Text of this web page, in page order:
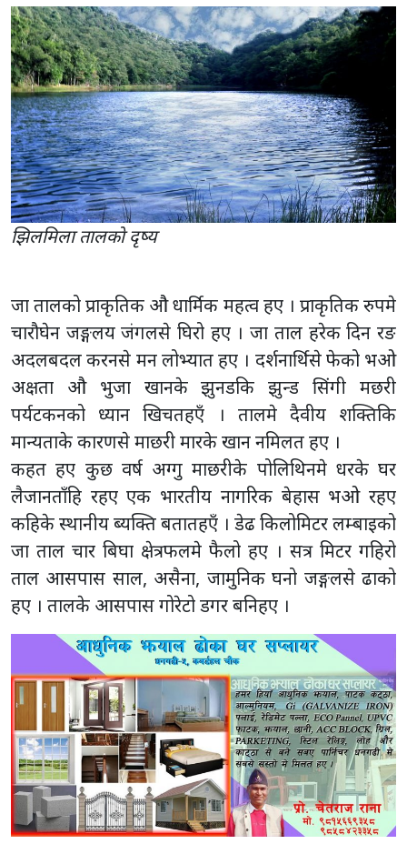
झिलमिला तालकाे दृष्य
जा तालको प्राकृतिक औ धार्मिक महत्व हए । प्राकृतिक रुपमे
चारौघेन जङ्गलय जंगलसे घिरो हए । जा ताल हरेक दिन रङ
अदलबदल करनसे मन लोभ्यात हए । दर्शनार्थिसे फेको भओ
अक्षता औ भुजा खानके झुनडकि झुन्ड सिंगी मछरी
पर्यटकनको ध्यान खिचतहएँ । तालमे दैवीय शक्तिकि
मान्यताके कारणसे माछरी मारके खान नमिलत हए ।
कहत हए कुछ वर्ष अग्गु माछरीके पोलिथिनमे धरके घर
लैजानताँहि रहए एक भारतीय नागरिक बेहास भओ रहए
कहिके स्थानीय ब्यक्ति बतातहएँ । डेढ किलोमिटर लम्बाइको
जा ताल चार बिघा क्षेत्रफलमे फैलो हए । सत्र मिटर गहिरो
ताल आसपास साल, असैना, जामुनिक घनो जङ्गलसे ढाको
हए । तालके आसपास गोरेटो डगर बनिहए ।
Skip